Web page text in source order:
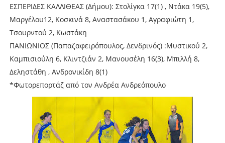
ΕΣΠΕΡΙΔΕΣ ΚΑΛΛΙΘΕΑΣ (Δήμου): Στολίγκα 17(1) , Ντάκα 19(5),
Μαργέλου12, Κοσκινά 8, Αναστασάκου 1, Αγραφιώτη 1,
Τσουρντού 2, Κωστάκη
ΠΑΝΙΩΝΙΟΣ (Παπαζαφειρόπουλος, Δενδρινός) :Μυστικού 2,
Καμπισιούλη 6, Κλιντζιάν 2, Μανουσέλη 16(3), Μπιλλή 8,
Δεληστάθη , Ανδρονικίδη 8(1)
*Φωτορεπορτάζ από τον Ανδρέα Ανδρεόπουλο